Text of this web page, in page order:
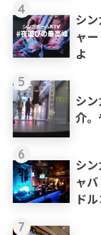
4
シ
ャ
よ
5
シ
介
6
シ
ャ
ド
7